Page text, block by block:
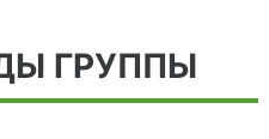
ГРУППЫ